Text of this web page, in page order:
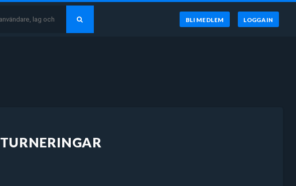
BLI MEDLEM LOGGA IN
TURNERINGAR